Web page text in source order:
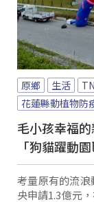
原鄉 生活
花蓮縣動植物防
毛小孩幸福
「狗貓躍動
考量原有的流浪
央申請1.3億元